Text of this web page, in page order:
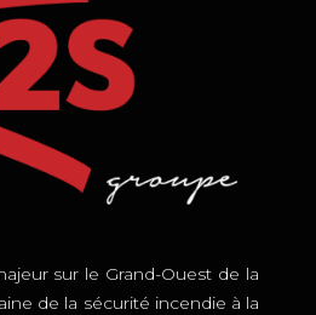
sur le Grand-Ouest de la
de la sécurité incendie à la